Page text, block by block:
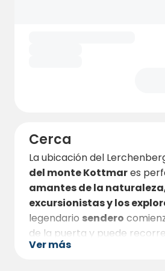
Cerca
La ubicación del
del monte Kottmares
amantes de la
excursionistas y los
legendario sendero
de la puerta y puede
bicicleta. A pocos minutos
Ver más